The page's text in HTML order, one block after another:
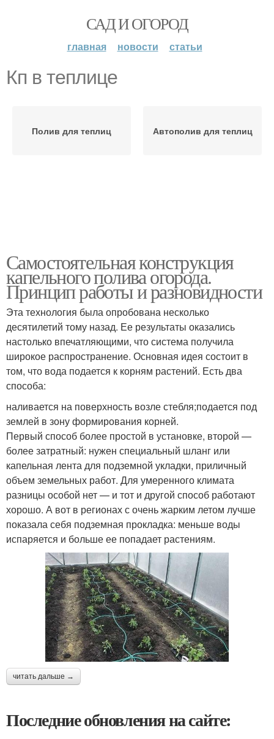
САД И ОГОРОД
главная новости статьи
Кп в теплице
Полив для теплиц Автополив для теплиц
Самостоятельная конструкция
капельного полива огорода.
Принцип работы и разновидности
Эта технология была опробована несколько
десятилетий тому назад. Ее результаты оказались
настолько впечатляющими, что система получила
широкое распространение. Основная идея состоит в
том, что вода подается к корням растений. Есть два
способа:
наливается на поверхность возле стебля;подается под
землей в зону формирования корней.
Первый способ более простой в установке, второй —
более затратный: нужен специальный шланг или
капельная лента для подземной укладки, приличный
объем земельных работ. Для умеренного климата
разницы особой нет — и тот и другой способ работают
хорошо. А вот в регионах с очень жарким летом лучше
показала себя подземная прокладка: меньше воды
испаряется и больше ее попадает растениям.
читать дальше →
Последние обновления на сайте: